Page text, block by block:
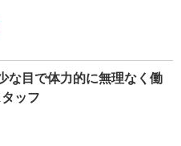
な目で体力的に無理なく働
ッフ